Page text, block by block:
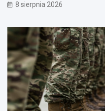
8 sierpnia 2026